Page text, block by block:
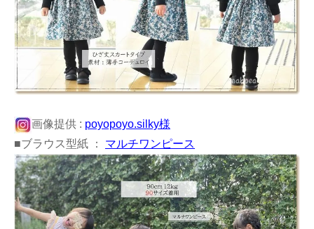
画像提供 : poyopoyo.silky様
■ブラウス型紙 ： マルチワンピース